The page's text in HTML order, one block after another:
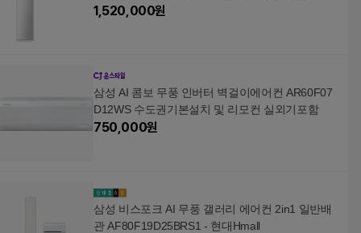
1,520,000원
삼성 AI 콤보 무풍 인버터 벽걸이에어컨 AR60F07
D12WS 수도권기본설치 및 리모컨 실외기포함
750,000원
삼성 비스포크 AI 무풍 갤러리 에어컨 2in1 일반배
관 AF80F19D25BRS1 - 현대Hmall